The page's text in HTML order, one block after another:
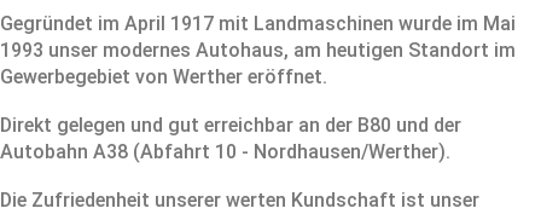
Gegründet im April 1917 mit Landmaschinen wurde im Mai
1993 unser modernes Autohaus, am heutigen Standort im
Gewerbegebiet von Werther eröffnet.
Direkt gelegen und gut erreichbar an der B80 und der
Autobahn A38 (Abfahrt 10 - Nordhausen/Werther).
Die Zufriedenheit unserer werten Kundschaft ist unser